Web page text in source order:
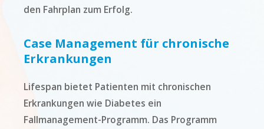
den Fahrplan zum Erfolg.
Case Management für chronische
Erkrankungen
Lifespan bietet Patienten mit chronischen
Erkrankungen wie Diabetes ein
Fallmanagement-Programm. Das Programm